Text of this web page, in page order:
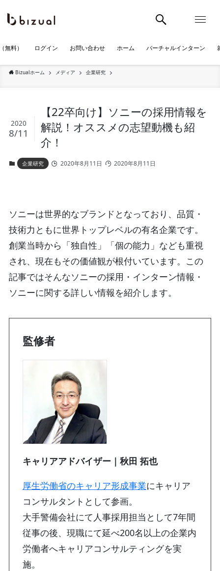
無料） ログイン お問い合わせ ホーム バーチャルインターン
Bizualホーム メディア 企業研究
【22卒向け】ソニーの採用情報を
解説！オススメの志望動機も紹
介！
2020
8/11
企業研究 2020年8月11日 2020年8月11日
ソニーは世界的なブランドとなっており、品質・
技術力ともに世界トップレベルの有名企業です。
創業当時から「独自性」「個の能力」なども重視
され、現在もその価値観が根付いています。この
記事ではそんなソニーの採用・インターン情報・
ソニーに関する詳しい情報を紹介します。
監修者
キャリアアドバイザー｜秋田 拓也
厚生労働省のキャリア形成事業にキャリア
コンサルタントとして参画。
大手警備会社にて人事採用担当として7年間
従事の後、現職にて延べ200名以上の企業内
労働者へキャリアコンサルティングを実
施。